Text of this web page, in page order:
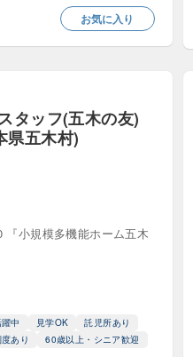
医療・その他サービス
介護福祉用具
社
時給
お気に入り
タッフ(五木の友)
県五木村)
『小規模多機能ホーム五木
中 見学OK
託児所あり
あり
60歳以上・シニア歓迎